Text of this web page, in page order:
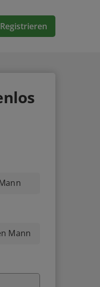
Registrieren
Mann